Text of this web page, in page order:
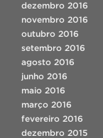
dezembro 2016
novembro 2016
outubro 2016
setembro 2016
agosto 2016
junho 2016
maio 2016
março 2016
fevereiro 2016
dezembro 2015